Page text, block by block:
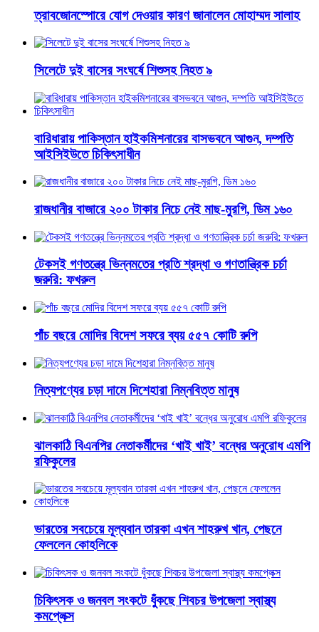
ত্রাবজোনস্পোরে যোগ দেওয়ার কারণ জানালেন মোহাম্মদ সালাহ
সিলেটে দুই বাসের সংঘর্ষে শিশুসহ নিহত ৯
বারিধারায় পাকিস্তান হাইকমিশনারের বাসভবনে আগুন, দম্পতি
আইসিইউতে চিকিৎসাধীন
রাজধানীর বাজারে ২০০ টাকার নিচে নেই মাছ-মুরগি, ডিম ১৬০
টেকসই গণতন্ত্রে ভিন্নমতের প্রতি শ্রদ্ধা ও গণতান্ত্রিক চর্চা
জরুরি: ফখরুল
পাঁচ বছরে মোদির বিদেশ সফরে ব্যয় ৫৫৭ কোটি রুপি
নিত্যপণ্যের চড়া দামে দিশেহারা নিম্নবিত্ত মানুষ
ঝালকাঠি বিএনপির নেতাকর্মীদের ‘খাই খাই’ বন্ধের অনুরোধ এমপি
রফিকুলের
ভারতের সবচেয়ে মূল্যবান তারকা এখন শাহরুখ খান, পেছনে
ফেললেন কোহলিকে
চিকিৎসক ও জনবল সংকটে ধুঁকছে শিবচর উপজেলা স্বাস্থ্য
কমপ্লেক্স